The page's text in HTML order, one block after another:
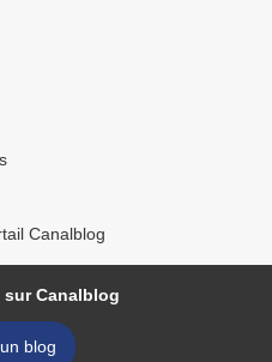
Canalblog
Canalblog
blog